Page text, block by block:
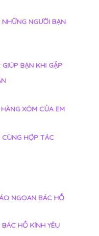
NGƯỜI BẠN
BẠN KHI GẶP
XÓM CỦA EM
HỢP TÁC
NGOAN BÁC HỒ
HỒ KÍNH YÊU